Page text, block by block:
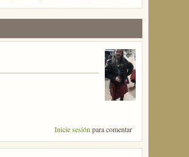
Inicie sesión para comentar